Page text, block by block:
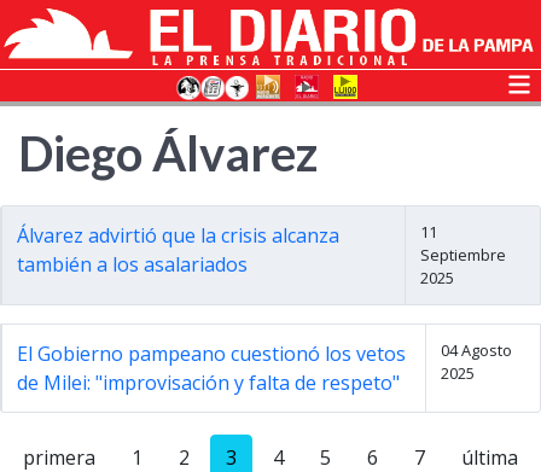
Diego Álvarez
Álvarez advirtió que la crisis alcanza
también a los asalariados
11
Septiembre
2025
El Gobierno pampeano cuestionó los vetos
de Milei: "improvisación y falta de respeto"
04 Agosto
2025
primera 1 2 3 4 5 6 7 última